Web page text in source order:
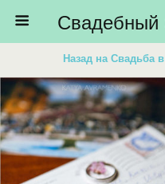
Назад на Свадьба